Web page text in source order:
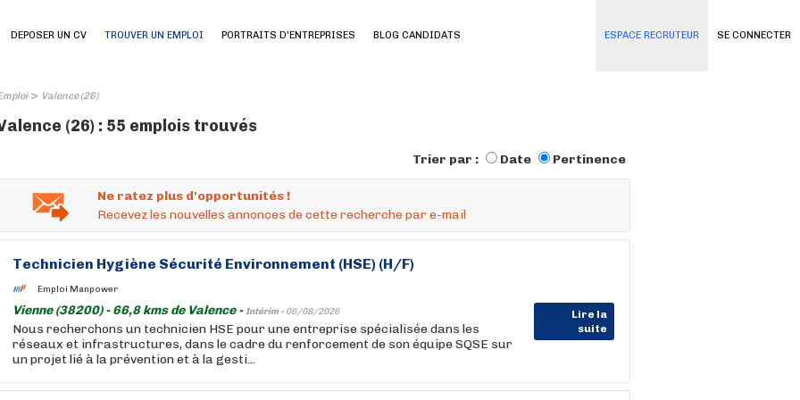
SE CONNECTER
DEPOSER UN CV TROUVER UN EMPLOI PORTRAITS D'ENTREPRISES BLOG CANDIDATS ESPACE RECRUTEUR
> Valence (26)
(26) : 55 emplois trouvés
Trier par : Date Pertinence
Ne ratez plus d'opportunités !
Recevez les nouvelles annonces de cette recherche par e-mail
Technicien Hygiène Sécurité Environnement (HSE) (H/F)
Emploi Manpower
Vienne (38200) - 66,8 kms de Valence -Intérim - 06/08/2026
Lire la
suite
Nous recherchons un technicien HSE pour une entreprise spécialisée dans les
réseaux et infrastructures, dans le cadre du renforcement de son équipe SQSE sur
un projet lié à la prévention et à la gesti...